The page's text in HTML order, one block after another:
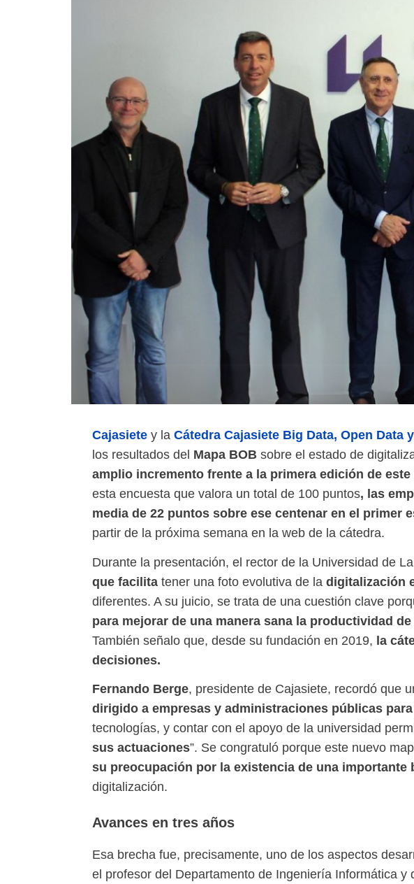
Cajasiete y la Cátedra Cajasiete Big Data, Open Data
los resultados del Mapa BOB sobre el estado de
amplio incremento frente a la primera edición de
esta encuesta que valora un total de 100 puntos, las
media de 22 puntos sobre ese centenar en el primer
partir de la próxima semana en la web de la cátedra.
Durante la presentación, el rector de la Universidad de
que facilita tener una foto evolutiva de la digitalización
diferentes. A su juicio, se trata de una cuestión clave
para mejorar de una manera sana la productividad
También señalo que, desde su fundación en 2019, la
decisiones.
Fernando Berge, presidente de Cajasiete, recordó que
dirigido a empresas y administraciones públicas
tecnologías, y contar con el apoyo de la universidad
sus actuaciones”. Se congratuló porque este nuevo
su preocupación por la existencia de una
digitalización.
Avances en tres años
Esa brecha fue, precisamente, uno de los aspectos
el profesor del Departamento de Ingeniería Informática